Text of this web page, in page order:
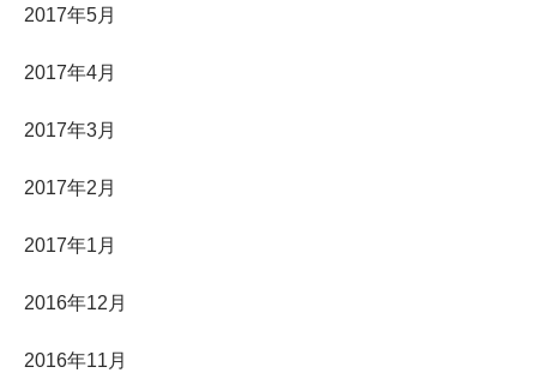
2017年5月
2017年4月
2017年3月
2017年2月
2017年1月
2016年12月
2016年11月